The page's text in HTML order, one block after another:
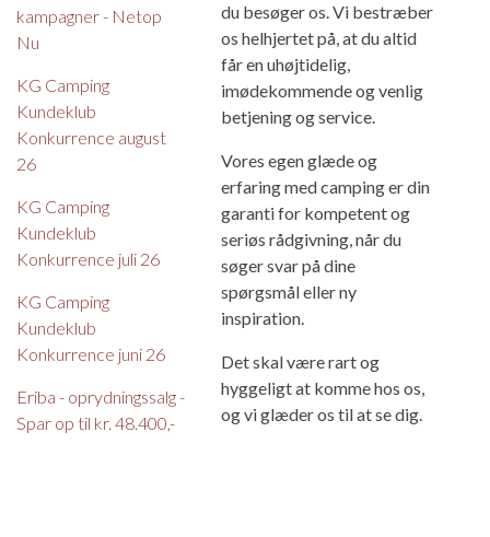
kampagner - Netop
Nu
KG Camping
Kundeklub
Konkurrence august
26
KG Camping
Kundeklub
Konkurrence juli 26
KG Camping
Kundeklub
Konkurrence juni 26
Eriba - oprydningssalg -
Spar op til kr. 48.400,-
du besøger os. Vi bestræber
os helhjertet på, at du altid
får en uhøjtidelig,
imødekommende og venlig
betjening og service.
Vores egen glæde og
erfaring med camping er din
garanti for kompetent og
seriøs rådgivning, når du
søger svar på dine
spørgsmål eller ny
inspiration.
Det skal være rart og
hyggeligt at komme hos os,
og vi glæder os til at se dig.